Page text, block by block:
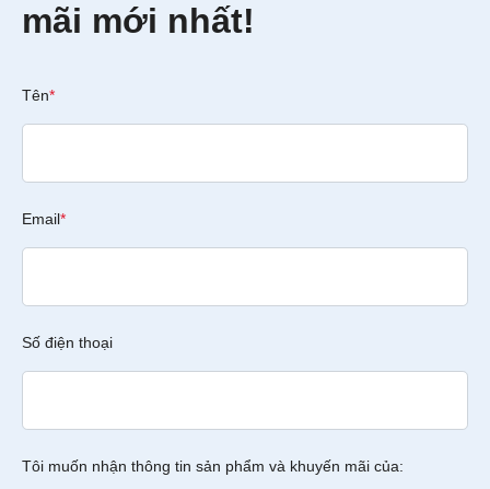
mãi mới nhất!
Tên*
Email*
Số điện thoại
Tôi muốn nhận thông tin sản phẩm và khuyến mãi của: